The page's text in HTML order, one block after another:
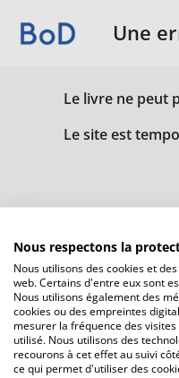
Une
Le livre ne peut
Le site est
Nous respectons la
Nous utilisons des cookies et
web. Certains d'entre eux sont
Nous utilisons également des
cookies ou des empreintes
mesurer la fréquence des
utilisé. Nous utilisons des
recourons à cet effet au suivi
ce qui permet d'utiliser des